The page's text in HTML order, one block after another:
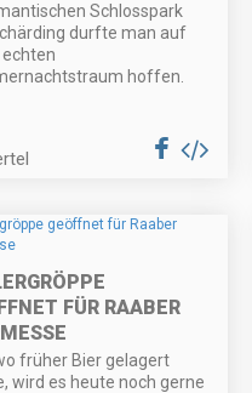
Schlosspark
durfte man auf
hoffen.
FÜR RAABER
früher Bier gelagert
wird es heute noch gerne